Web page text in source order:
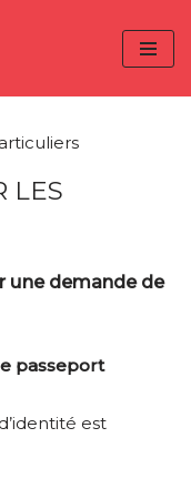
LES
une demande de
passeport
est